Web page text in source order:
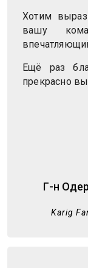
Хотим
вашу
Ещё раз
прекрасно
Г-н
Karig